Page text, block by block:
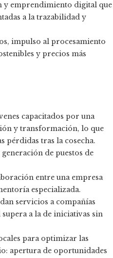
y emprendimiento digital que
a la trazabilidad y
impulso al procesamiento
y precios más
capacitados por una
y transformación, lo que
tras la cosecha.
de puestos de
entre una empresa
especializada.
servicios a compañías
a la de iniciativas sin
para optimizar las
apertura de oportunidades